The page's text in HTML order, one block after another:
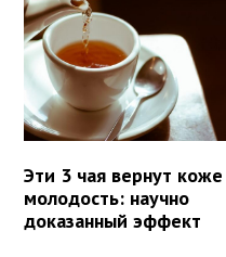
Эти 3 чая вернут коже
молодость: научно
доказанный эффект